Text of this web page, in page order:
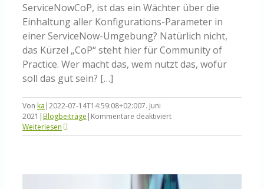
ServiceNowCoP, ist das ein Wächter über die
Einhaltung aller Konfigurations-Parameter in
einer ServiceNow-Umgebung? Natürlich nicht,
das Kürzel „CoP“ steht hier für Community of
Practice. Wer macht das, wem nutzt das, wofür
soll das gut sein? […]
Von ka |2022-07-14T14:59:08+02:007. Juni
2021 |Blogbeiträge | Kommentare deaktiviertfür
–
Weiterlesen